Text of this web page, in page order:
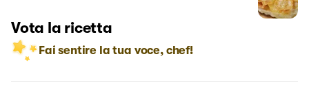
Vota la ricetta
Fai sentire la tua voce, chef!